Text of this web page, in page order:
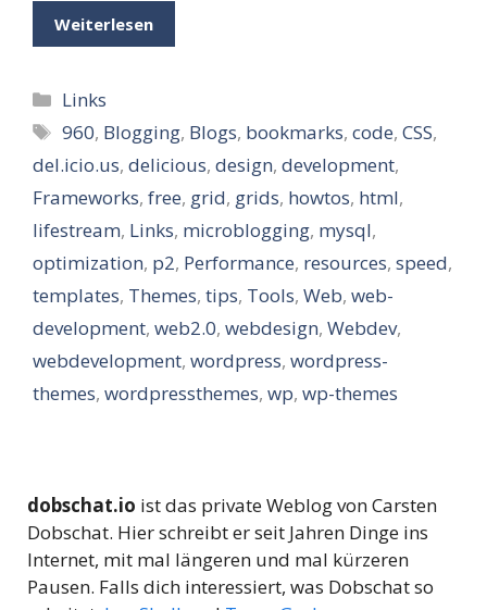
Weiterlesen
Kategorien
Links
Schlagwörter
960, Blogging, Blogs, bookmarks,code,CSS,
del.icio.us, delicious, design, development,
Frameworks, free, grid, grids, howtos, html,
lifestream, Links, microblogging, mysql,
optimization, p2, Performance, resources, speed,
templates, Themes, tips, Tools, Web, web-
development, web2.0, webdesign, Webdev,
webdevelopment, wordpress, wordpress-
themes, wordpressthemes, wp, wp-themes
dobschat.io ist das private Weblog von Carsten
Dobschat. Hier schreibt er seit Jahren Dinge ins
Internet, mit mal längeren und mal kürzeren
Pausen. Falls dich interessiert, was Dobschat so